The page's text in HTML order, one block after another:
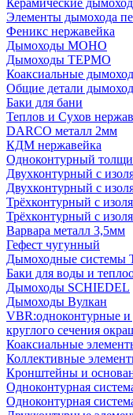
Керамические
Элементы дымохода
Феникс нержавейка
Дымоходы МОНО
Дымоходы ТЕРМО
Коаксиальные
Общие детали
Баки для бани
Теплов и Сухов
DARCO металл 2мм
КДМ нержавейка
Одноконтурный
Двухконтурный с
Двухконтурный с
Трёхконтурный с
Трёхконтурный с
Варвара металл 3,5мм
Гефест чугунный
Дымоходные системы
Баки для воды и
Дымоходы SCHIEDEL
Дымоходы Вулкан
VBR:одноконтурные и
круглого сечения
Коаксиальные
Коллективные
Кронштейны и
Одноконтурная
Одноконтурная